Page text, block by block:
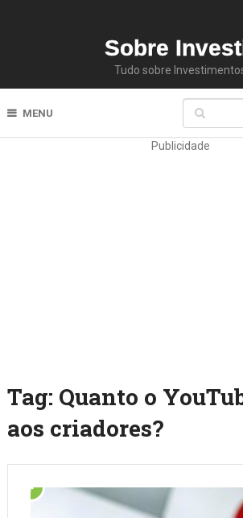
Sobre
Tudo sobre
MENU
Publicidade
Tag: Quanto o
aos criadores?